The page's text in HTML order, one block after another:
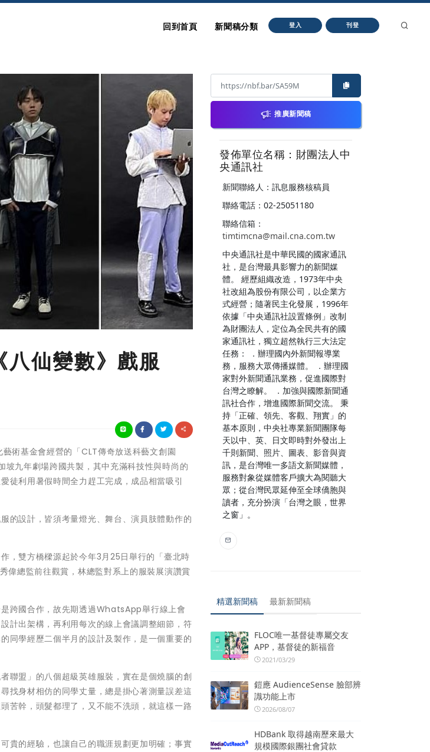
回到首頁 新聞稿分類 登入 刊登
仙變數》戲服
術基金會經營的「CLT傳奇放送科藝文創園
九年劇場跨國共製，其中充滿科技性與時尚的
徒利用暑假時間全力趕工完成，成品相當吸引
的設計，皆須考量燈光、舞台、演員肢體動作的
，雙方橋樑源起於今年3月25日舉行的「臺北時
偉總監前往觀賞，林總監對系上的服裝展演讚賞
跨國合作，故先期透過WhatsApp舉行線上會
計出架構，再利用每次的線上會議調整細節，符
同學經歷二個半月的設計及製作，是一個重要的
聯盟」的八個超級英雄服裝，實在是個燒腦的創
找身材相仿的同學丈量，總是掛心著測量誤差這
苦幹，頭髮都理了，又不能不洗頭，就這樣一路
貴的經驗，也讓自己的職涯規劃更加明確；事實
推廣新聞稿
發佈單位名稱：財團法人中
央通訊社
新聞聯絡人：訊息服務核稿員
聯絡電話：02-25051180
聯絡信箱：
timtimcna@mail.cna.com.tw
中央通訊社是中華民國的國家通訊
社，是台灣最具影響力的新聞媒
體。 經歷組織改造，1973年中央
社改組為股份有限公司，以企業方
式經營；隨著民主化發展，1996年
依據「中央通訊社設置條例」改制
為財團法人，定位為全民共有的國
家通訊社，獨立超然執行三大法定
任務： ．辦理國內外新聞報導業
務，服務大眾傳播媒體。 ．辦理國
家對外新聞通訊業務，促進國際對
台灣之瞭解。 ．加強與國際新聞通
訊社合作，增進國際新聞交流。 秉
持「正確、領先、客觀、翔實」的
基本原則，中央社專業新聞團隊每
天以中、英、日文即時對外發出上
千則新聞、照片、圖表、影音與資
訊，是台灣唯一多語文新聞媒體，
服務對象從媒體客戶擴大為閱聽大
眾；從台灣民眾延伸至全球僑胞與
讀者，充分扮演「台灣之眼，世界
之窗」。
精選新聞稿 最新新聞稿
FLOC唯一基督徒專屬交友
APP，基督徒的新福音
2021/03/29
鎧應 AudienceSense 臉部辨
識功能上市
2026/08/07
HDBank 取得越南歷來最大
規模國際銀團社會貸款